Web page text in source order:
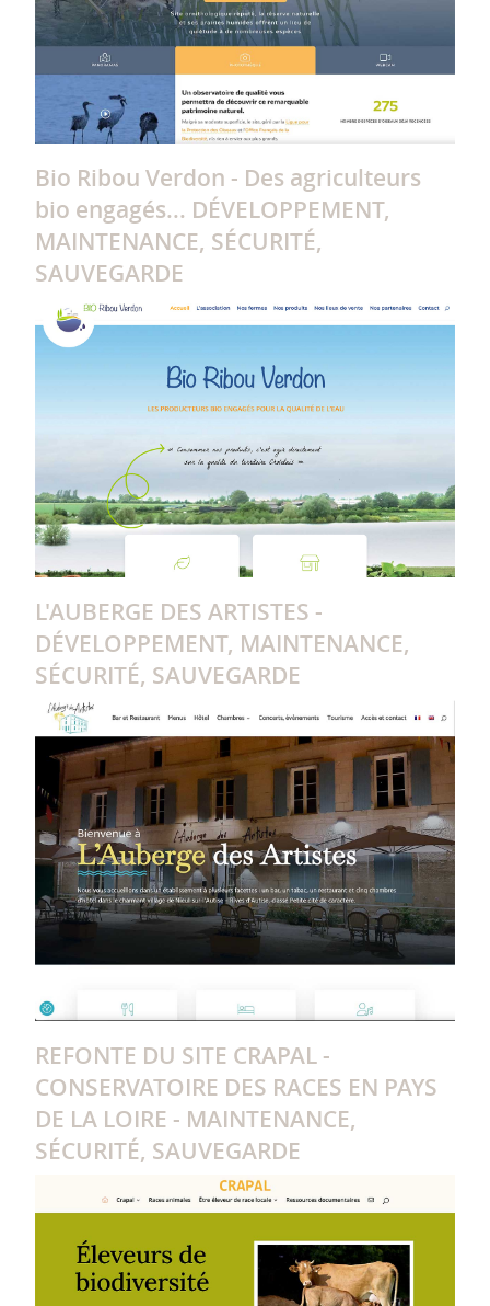
Bio Ribou Verdon - Des agriculteurs
bio engagés... DÉVELOPPEMENT,
MAINTENANCE, SÉCURITÉ,
SAUVEGARDE
L'AUBERGE DES ARTISTES -
DÉVELOPPEMENT, MAINTENANCE,
SÉCURITÉ, SAUVEGARDE
REFONTE DU SITE CRAPAL -
CONSERVATOIRE DES RACES EN PAYS
DE LA LOIRE - MAINTENANCE,
SÉCURITÉ, SAUVEGARDE